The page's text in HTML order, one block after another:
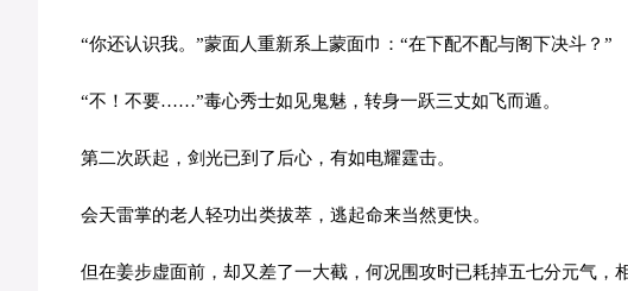
“你还认识我。”蒙面人重新系上蒙面巾：“在下配不配与阁下决斗？”
“不！不要……”毒心秀士如见鬼魅，转身一跃三丈如飞而遁。
第二次跃起，剑光已到了后心，有如电耀霆击。
会天雷掌的老人轻功出类拔萃，逃起命来当然更快。
但在姜步虚面前，却又差了一大截，何况围攻时已耗掉五七分元气，